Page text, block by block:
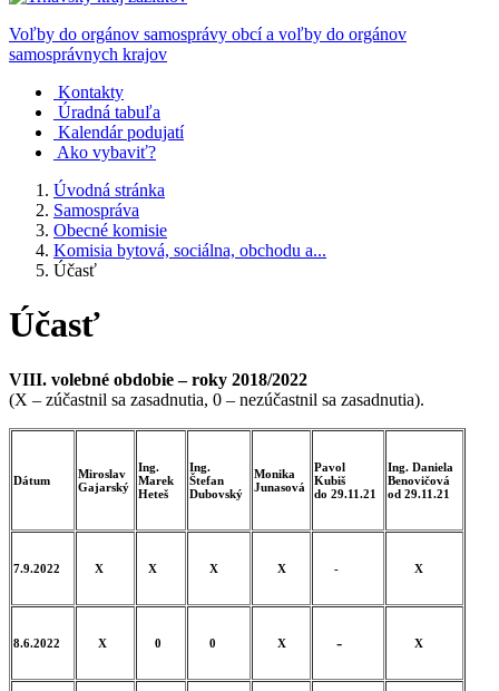
Voľby do orgánov samosprávy obcí a voľby do orgánov
samosprávnych krajov
Kontakty
Úradná tabuľa
Kalendár podujatí
Ako vybaviť?
Úvodná stránka
Samospráva
Obecné komisie
Komisia bytová, sociálna, obchodu a...
Účasť
Účasť
VIII. volebné obdobie – roky 2018/2022
(X – zúčastnil sa zasadnutia, 0 – nezúčastnil sa zasadnutia).
Dátum
Miroslav
Gajarský
Ing.
Marek
Heteš
Ing.
Štefan
Dubovský
Monika
Junasová
Pavol
Kubiš
do 29.11.21
Ing. Daniela
Benovičová
od 29.11.21
7.9.2022 X X X X - X
8.6.2022 X 0 0 X - X